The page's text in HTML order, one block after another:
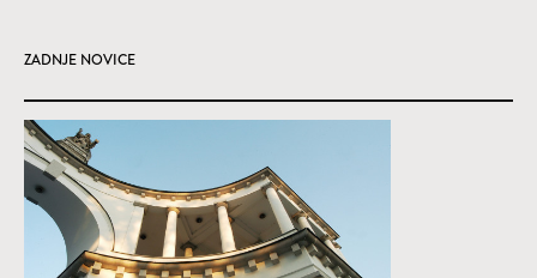
ZADNJE NOVICE